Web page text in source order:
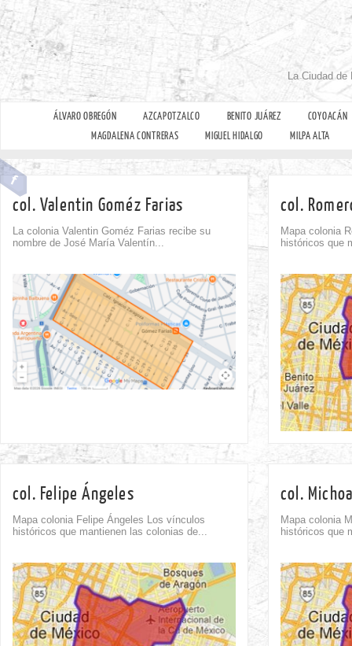
La Ciudad
ÁLVARO OBREGÓN AZCAPOTZALCO BENITO JUÁREZ
COYOACÁN
MAGDALENA CONTRERAS
MIGUEL HIDALGO MILPA ALTA
col. Valentin Goméz Farias
La colonia Valentin Goméz Farias recibe su
nombre de José María Valentín...
col.
Mapa colonia
históricos que
0
Comment
col. Felipe Ángeles
Mapa colonia Felipe Ángeles Los vínculos
históricos que mantienen las colonias de...
col.
Mapa colonia
históricos que
0
Comment